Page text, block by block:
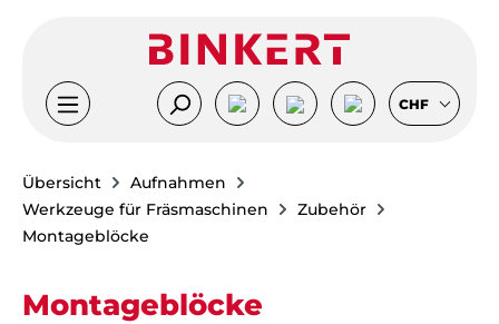
CHF
Übersicht
Aufnahmen
Werkzeuge für Fräsmaschinen
Zubehör
Montageblöcke
Montageblöcke